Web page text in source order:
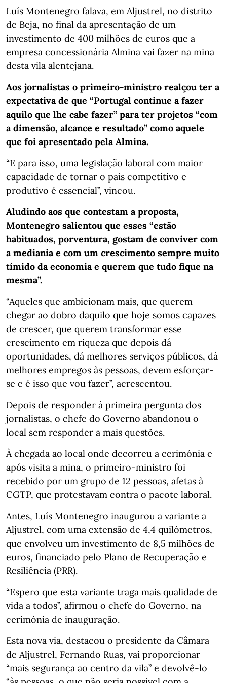
Luís Montenegro falava, em Aljustrel, no distrito
de Beja, no final da apresentação de um
investimento de 400 milhões de euros que a
empresa concessionária Almina vai fazer na mina
desta vila alentejana.
Aos jornalistas o primeiro-ministro realçou ter a
expectativa de que “Portugal continue a fazer
aquilo que lhe cabe fazer” para ter projetos “com
a dimensão, alcance e resultado” como aquele
que foi apresentado pela Almina.
“E para isso, uma legislação laboral com maior
capacidade de tornar o país competitivo e
produtivo é essencial”, vincou.
Aludindo aos que contestam a proposta,
Montenegro salientou que esses “estão
habituados, porventura, gostam de conviver com
a mediania e com um crescimento sempre muito
tímido da economia e querem que tudo fique na
mesma”.
“Aqueles que ambicionam mais, que querem
chegar ao dobro daquilo que hoje somos capazes
de crescer, que querem transformar esse
crescimento em riqueza que depois dá
oportunidades, dá melhores serviços públicos, dá
melhores empregos às pessoas, devem esforçar-
se e é isso que vou fazer”, acrescentou.
Depois de responder à primeira pergunta dos
jornalistas, o chefe do Governo abandonou o
local sem responder a mais questões.
À chegada ao local onde decorreu a cerimónia e
após visita a mina, o primeiro-ministro foi
recebido por um grupo de 12 pessoas, afetas à
CGTP, que protestavam contra o pacote laboral.
Antes, Luís Montenegro inaugurou a variante a
Aljustrel, com uma extensão de 4,4 quilómetros,
que envolveu um investimento de 8,5 milhões de
euros, financiado pelo Plano de Recuperação e
Resiliência (PRR).
“Espero que esta variante traga mais qualidade de
vida a todos”, afirmou o chefe do Governo, na
cerimónia de inauguração.
Esta nova via, destacou o presidente da Câmara
de Aljustrel, Fernando Ruas, vai proporcionar
“mais segurança ao centro da vila” e devolvê-lo